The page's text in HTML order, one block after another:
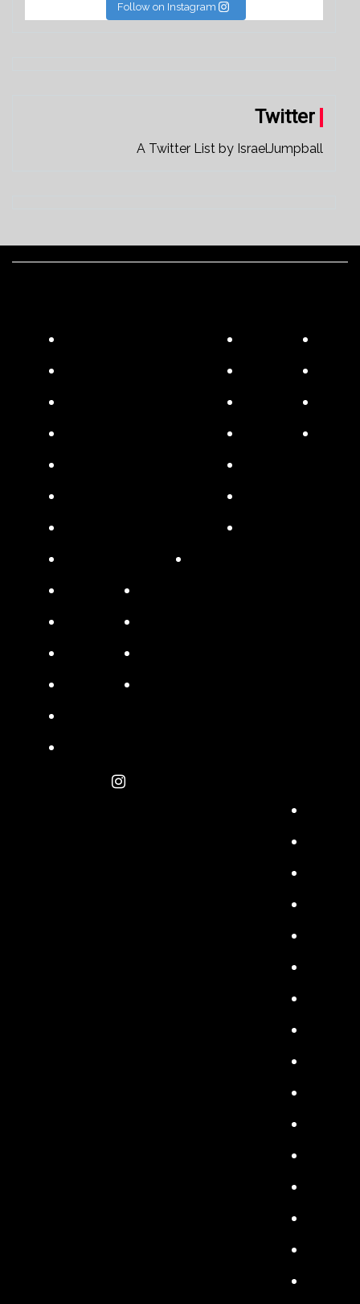
Follow on Instagram
Twitter
A Twitter List by IsraelJumpball